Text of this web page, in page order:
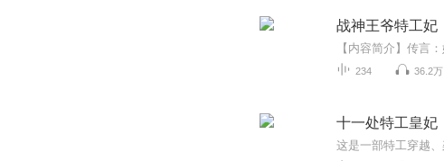
战神王爷特工妃
234 36.2万
十一处特工皇妃